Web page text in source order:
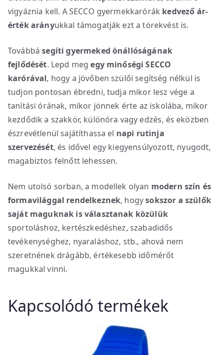
vigyáznia kell. A SECCO gyermekkarórák kedvező ár-
érték arányukkal támogatják ezt a törekvést is.
Továbbásegíti gyermeked önállóságának
fejlődését. Lepd megegy minőségi SECCO
karórával, hogy a jövőben szülői segítség nélkül is
tudjon pontosan ébredni, tudja mikor lesz vége a
tanítási órának, mikor jönnek érte az iskolába, mikor
kezdődik a szakkör, különóra vagy edzés, és eközben
észrevétlenül sajátíthassa el napi rutinja
szervezését, és idővel egy kiegyensúlyozott, nyugodt,
magabiztos felnőtt lehessen.
Nem utolsó sorban, a modellek olyan modern szín és
formavilággal rendelkeznek, hogysokszor a szülők
saját maguknak is választanak közülük
sportoláshoz, kertészkedéshez, szabadidős
tevékenységhez, nyaraláshoz, stb., ahová nem
szeretnének drágább, értékesebb időmérőt
magukkal vinni.
Kapcsolódó termékek